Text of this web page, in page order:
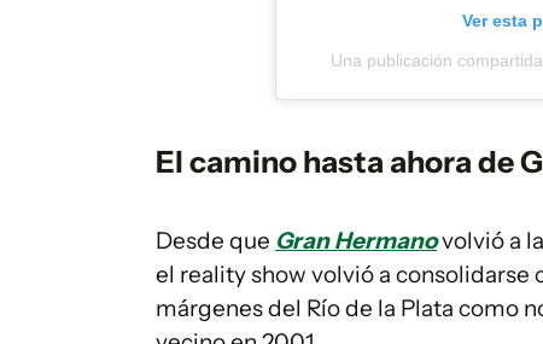
Ver esta
Una publicación
El camino hasta ahora de
Desde que Gran Hermanovolvió a
el reality show volvió a
márgenes del Río de la Plata como